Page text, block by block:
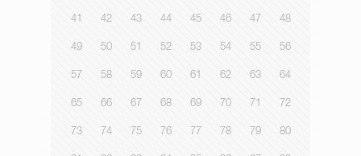
41 42 43 44 45 46 47 48
49 50 51 52 53 54 55 56
57 58 59 60 61 62 63 64
65 66 67 68 69 70 71 72
73 74 75 76 77 78 79 80